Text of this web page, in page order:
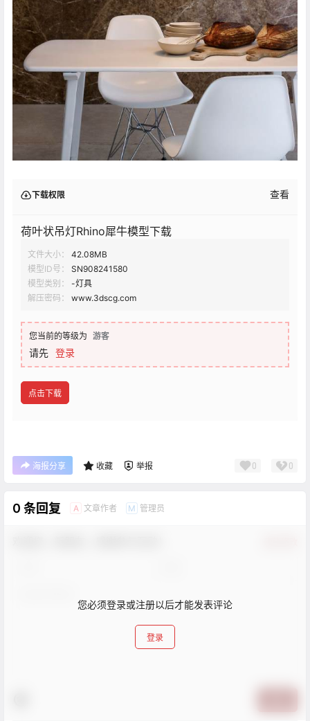
下载权限 查看
荷叶状吊灯Rhino犀牛模型下载
文件大小：
42.08MB
模型ID号：
SN908241580
模型类别：
-灯具
解压密码：
www.3dscg.com
您当前的等级为 游客
请先 登录
点击下载
海报分享 收藏 举报 0 0
0 条回复 A 文章作者 M 管理员
您必须登录或注册以后才能发表评论
登录